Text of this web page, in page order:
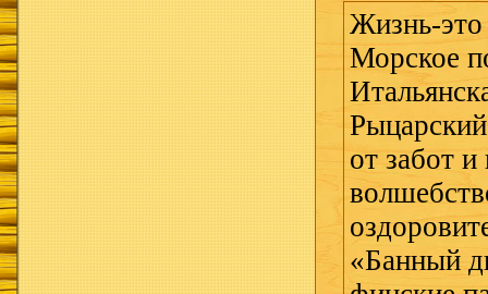
Жизнь-это
Морское
Рыцарский
от забот и
«Банный